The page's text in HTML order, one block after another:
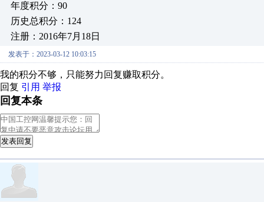
年度积分：90
历史总积分：124
注册：2016年7月18日
发表于：2023-03-12 10:03:15
我的积分不够，只能努力回复赚取积分。
回复 引用 举报
回复本条
发表回复